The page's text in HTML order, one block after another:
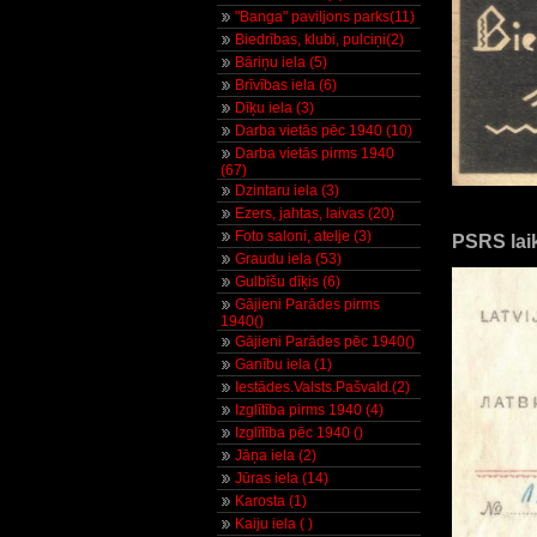
"Banga" paviljons parks(11)
Biedrības, klubi, pulciņi(2)
Bāriņu iela (5)
Brīvības iela (6)
Dīķu iela (3)
Darba vietās pēc 1940 (10)
Darba vietās pirms 1940
(67)
Dzintaru iela (3)
Ezers, jahtas, laivas (20)
Foto saloni, atelje (3)
Graudu iela (53)
Gulbīšu dīķis (6)
Gājieni Parādes pirms
1940()
Gājieni Parādes pēc 1940()
Ganību iela (1)
Iestādes.Valsts.Pašvald.(2)
Izglītība pirms 1940 (4)
Izglītība pēc 1940 ()
Jāņa iela (2)
Jūras iela (14)
Karosta (1)
Kaiju iela ( )
PSRS